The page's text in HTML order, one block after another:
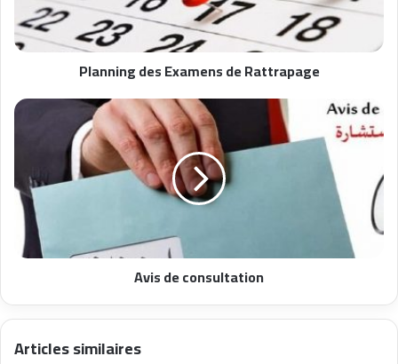
Planning des Examens de Rattrapage
Avis de consultation
Articles similaires